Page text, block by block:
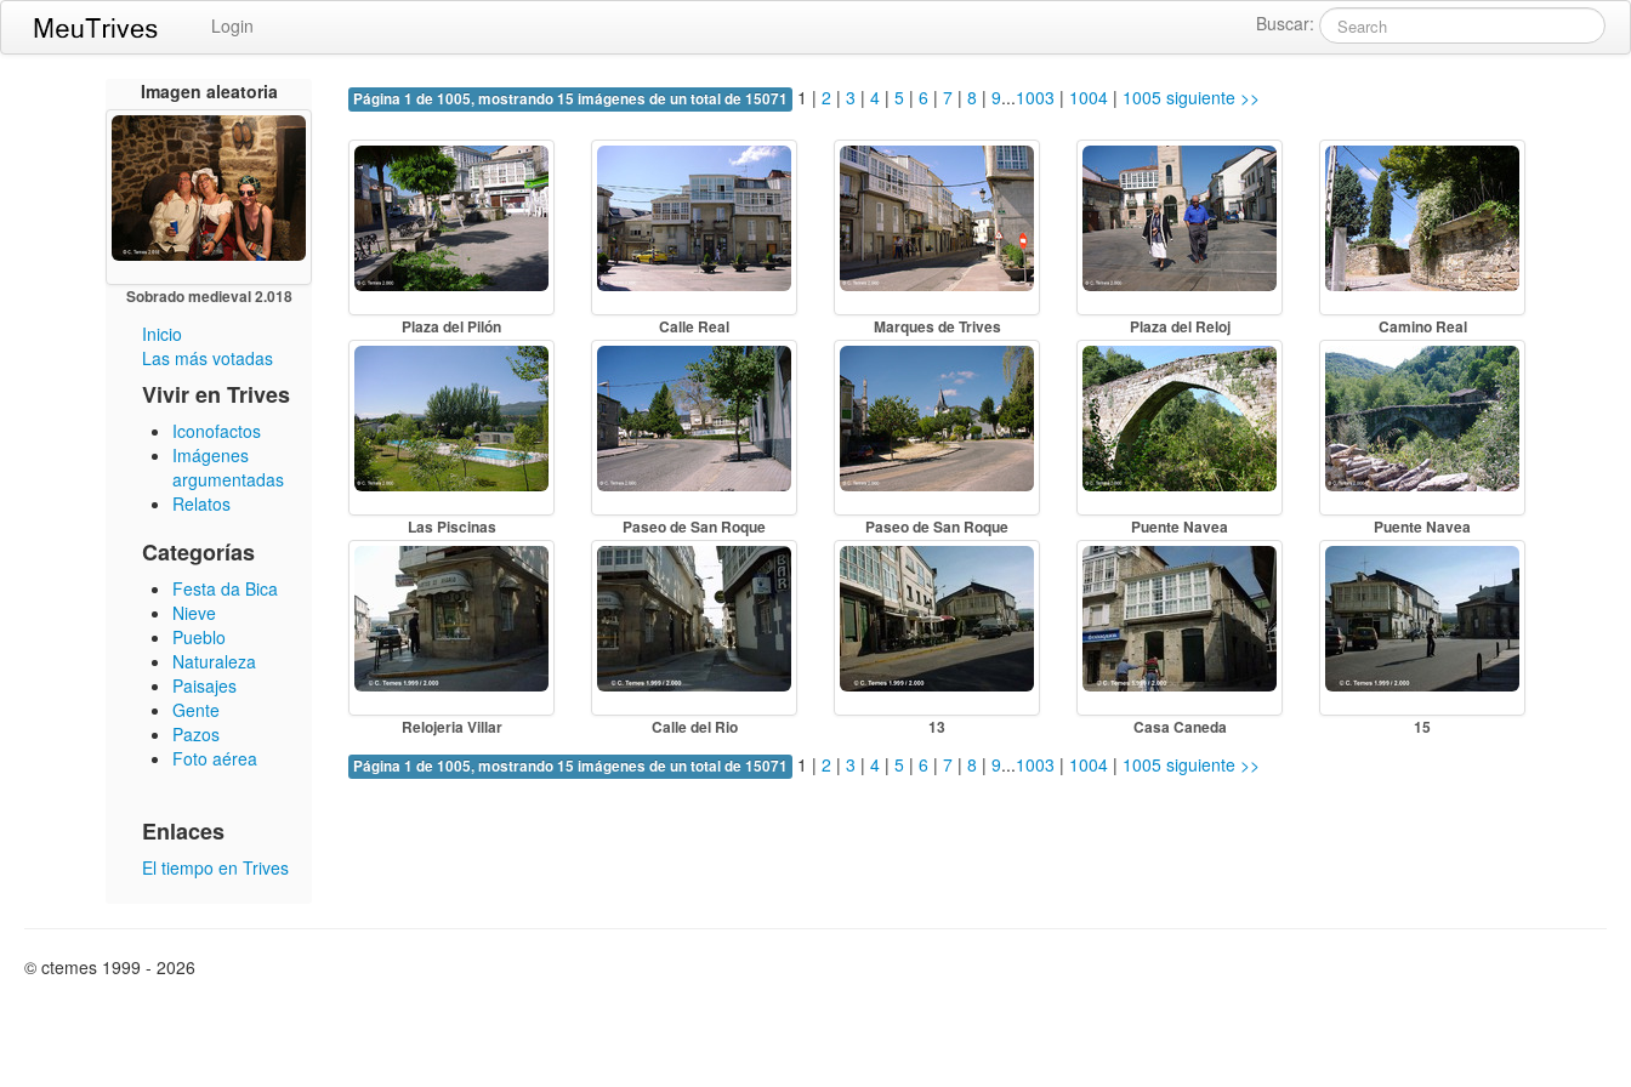
Buscar:
Login
Imagen aleatoria
Sobrado medieval 2.018
Inicio
Las más votadas
Vivir en Trives
Iconofactos
Imágenes
argumentadas
Relatos
Categorías
Festa da Bica
Nieve
Pueblo
Naturaleza
Paisajes
Gente
Pazos
Foto aérea
Enlaces
El tiempo en Trives
Página 1 de 1005, mostrando 15 imágenes de un total de 15071 1 | 2 | 3 | 4 | 5 | 6 | 7 | 8 | 9...1003 | 1004 | 1005 siguiente >>
Plaza del Pilón Calle Real Marques de Trives Plaza del Reloj Camino Real
Las Piscinas Paseo de San Roque Paseo de San Roque Puente Navea Puente Navea
Relojeria Villar Calle del Rio 13 Casa Caneda 15
Página 1 de 1005, mostrando 15 imágenes de un total de 15071 1 | 2 | 3 | 4 | 5 | 6 | 7 | 8 | 9...1003 | 1004 | 1005 siguiente >>
© ctemes 1999 - 2026